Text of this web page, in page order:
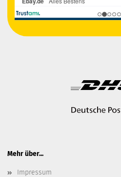
Mehr über...
Impressum